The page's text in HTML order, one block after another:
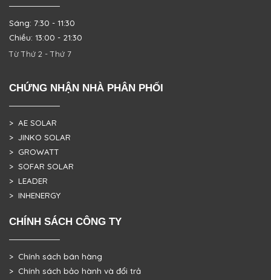
Sáng: 7:30 - 11:30
Chiều: 13:00 - 21:30
Từ Thứ 2 - Thứ 7
CHỨNG NHẬN NHÀ PHÂN PHỐI
> AE SOLAR
> JINKO SOLAR
> GROWATT
> SOFAR SOLAR
> LEADER
> INHENERGY
CHÍNH SÁCH CÔNG TY
> Chính sách bán hàng
> Chính sách bảo hành và đổi trả